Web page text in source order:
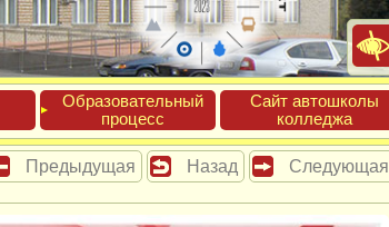
Обра­зова­тель­ный
про­цесс
Сайт ав­тошко­лы
кол­леджа
Предыдущая Назад Следующая